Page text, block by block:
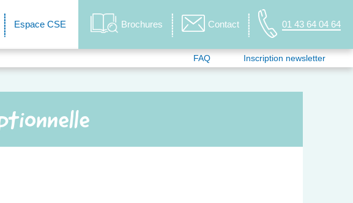
Espace CSE Brochures Contact 01 43 64 04 64
FAQ Inscription newsletter